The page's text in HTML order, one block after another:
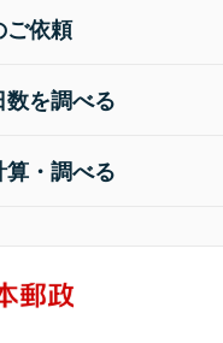
ご依頼
数を調べる
・調べる